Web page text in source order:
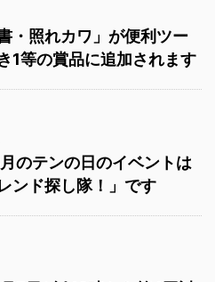
・照れカワ」が便利ツー
1等の賞品に追加されます
のテンの日のイベントは
ンド探し隊！」です